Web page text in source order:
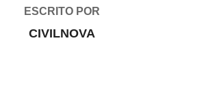
ESCRITO POR
CIVILNOVA